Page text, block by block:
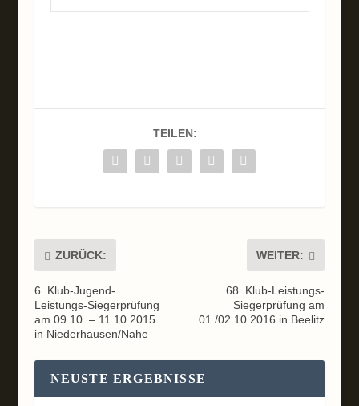
TEILEN:
ZURÜCK:
6. Klub-Jugend-
Leistungs-Siegerprüfung
am 09.10. – 11.10.2015
in Niederhausen/Nahe
WEITER:
68. Klub-Leistungs-
Siegerprüfung am
01./02.10.2016 in Beelitz
NEUSTE ERGEBNISSE